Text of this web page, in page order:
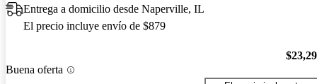
Entrega a domicilio desde Naperville, IL
El precio incluye envío de $879
Buena oferta